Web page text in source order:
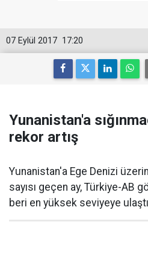
17:20
07 Eylül 2017
Yunanistan'a
rekor artış
Yunanistan'a Ege Denizi
sayısı geçen ay, Türkiye-AB
beri en yüksek seviyeye